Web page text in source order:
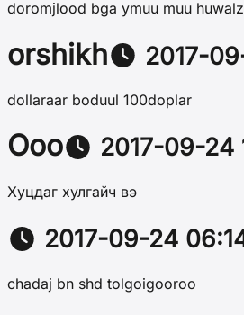
doromjlood bga ymuu muu
orshikh 2017-
dollaraar boduul 100doplar
Ооо 2017-09-24
Хуцдаг хулгайч вэ
2017-09-24
chadaj bn shd tolgoigooroo